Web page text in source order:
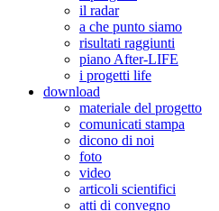
il radar
a che punto siamo
risultati raggiunti
piano After-LIFE
i progetti life
download
materiale del progetto
comunicati stampa
dicono di noi
foto
video
articoli scientifici
atti di convegno